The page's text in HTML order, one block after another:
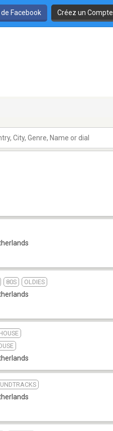
Facebook Créez un Compte
80S OLDIES